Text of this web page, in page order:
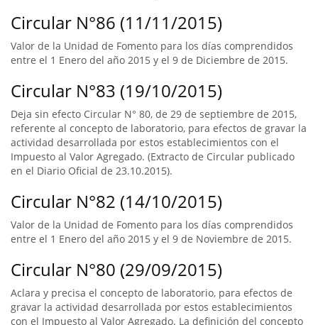
Circular N°86 (11/11/2015)
Valor de la Unidad de Fomento para los días comprendidos
entre el 1 Enero del año 2015 y el 9 de Diciembre de 2015.
Circular N°83 (19/10/2015)
Deja sin efecto Circular N° 80, de 29 de septiembre de 2015,
referente al concepto de laboratorio, para efectos de gravar la
actividad desarrollada por estos establecimientos con el
Impuesto al Valor Agregado. (Extracto de Circular publicado
en el Diario Oficial de 23.10.2015).
Circular N°82 (14/10/2015)
Valor de la Unidad de Fomento para los días comprendidos
entre el 1 Enero del año 2015 y el 9 de Noviembre de 2015.
Circular N°80 (29/09/2015)
Aclara y precisa el concepto de laboratorio, para efectos de
gravar la actividad desarrollada por estos establecimientos
con el Impuesto al Valor Agregado. La definición del concepto